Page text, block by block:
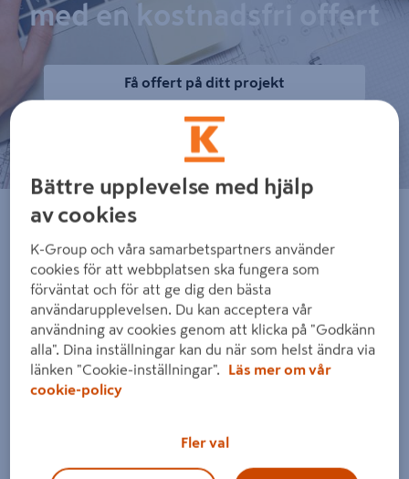
med en kostnadsfri offert
Få offert på ditt projekt
Vi hjälper dig att välja rätt, så att du kan
bygga bättre.
När du skickar in en offertförfrågan till oss får du inte bara
ett kostnadsförslag, utan också personlig rådgivning från
våra byggsäljare. Vi hjälper dig att välja rätt produkter och
lösning utifrån just ditt byggprojekt. Vi ser till att allting
stämmer, från mått och materialval till planerade
utan att du förbinder dig till något.
Bättre upplevelse med hjälp
av cookies
K-Group och våra samarbetspartners använder
cookies för att webbplatsen ska fungera som
förväntat och för att ge dig den bästa
användarupplevelsen. Du kan acceptera vår
användning av cookies genom att klicka på "Godkänn
alla". Dina inställningar kan du när som helst ändra via
länken "Cookie-inställningar".
Läs mer om vår
cookie-policy
Fler val